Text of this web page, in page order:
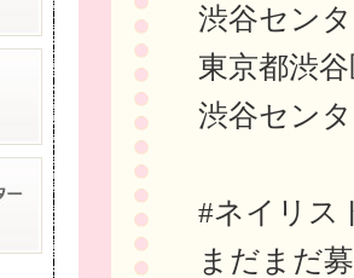
渋谷セン
東京都渋
渋谷セン
#ネイリス
まだまだ